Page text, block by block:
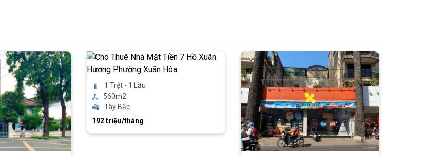
1 Trệt - 1 Lầu
560m2
Tây Bắc
192 triệu/tháng